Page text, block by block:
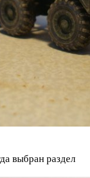
выбран раздел